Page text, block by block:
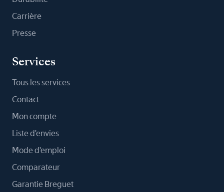
Carrière
Presse
Services
Tous les services
Contact
Mon compte
Liste d'envies
Mode d'emploi
Comparateur
Garantie Breguet